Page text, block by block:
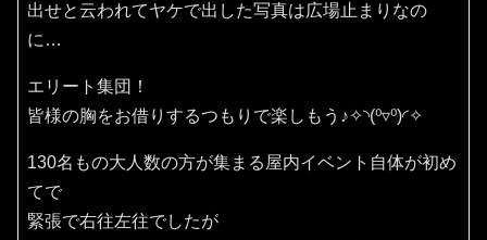
出せと云われてヤケで出した写真は広場止まりなの
に…
エリート集団！
皆様の胸をお借りするつもりで楽しもう♪✧⁠◝⁠(⁠⁰⁠▿⁠⁰⁠)⁠◜⁠✧
130名もの大人数の方が集まる屋内イベント自体が初め
てで
緊張で右往左往でしたが